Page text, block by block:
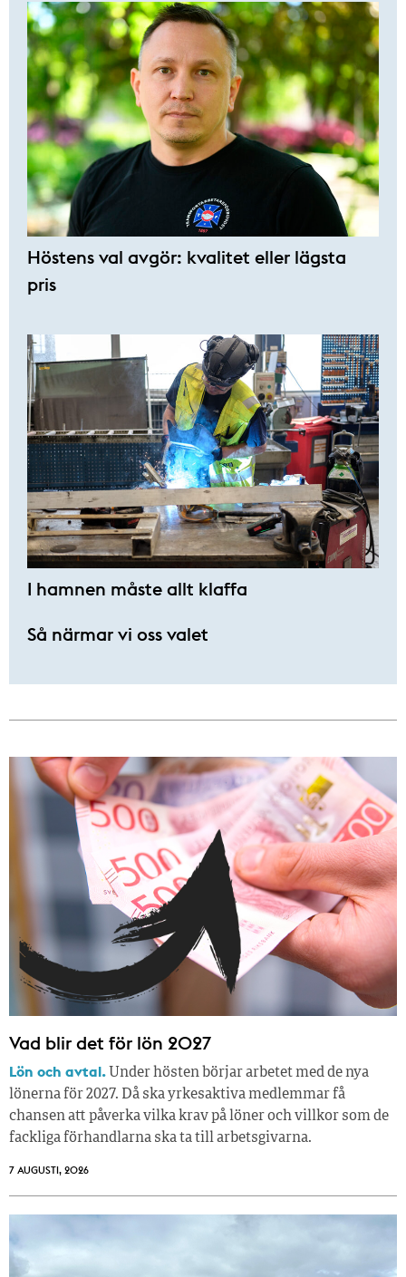
Höstens val avgör: kvalitet eller lägsta
pris
I hamnen måste allt klaffa
Så närmar vi oss valet
Vad blir det för lön 2027
Lön och avtal. Under hösten börjar arbetet med de nya
lönerna för 2027. Då ska yrkesaktiva medlemmar få
chansen att påverka vilka krav på löner och villkor som de
fackliga förhandlarna ska ta till arbetsgivarna.
7 AUGUSTI, 2026